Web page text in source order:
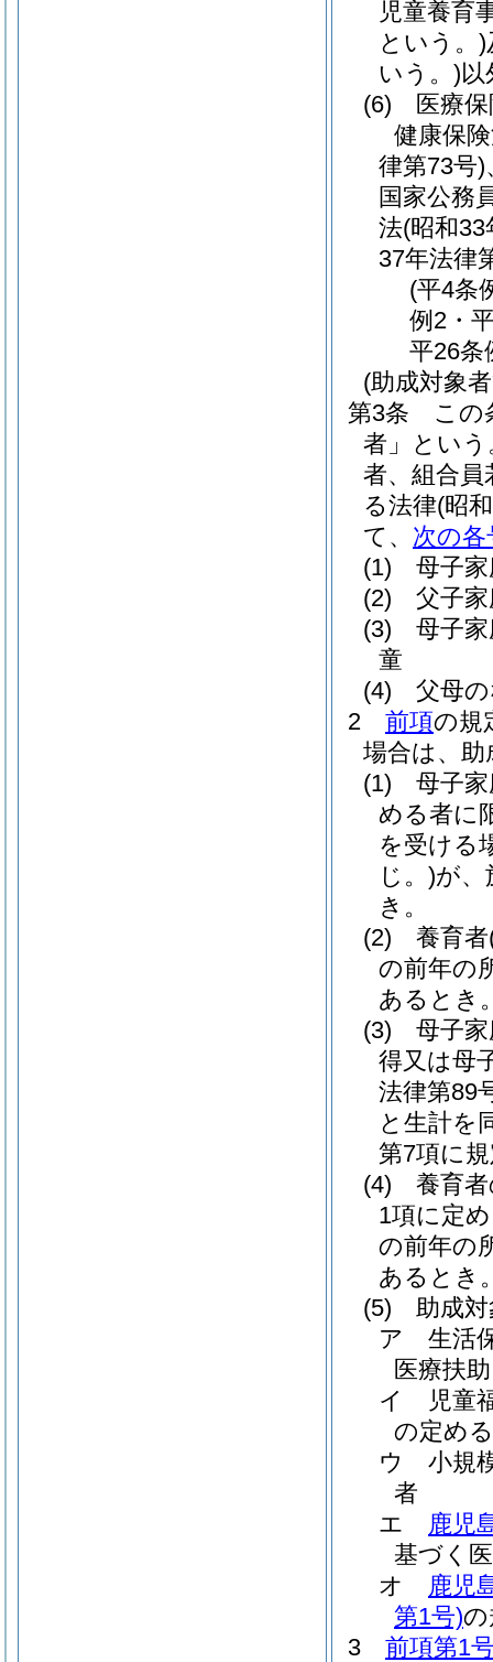
児童養育
という。)
いう。)
(6)
医療
健康保
律第73号)
国家公務
法(昭和33
37年法律
(平4条
例2・
平26条
(助成対象
第3条
この
者」という
者、組合
る法律(昭
て、 次の各
(1)
母子
(2)
父子
(3)
母子
童
(4)
父母
2
前項の規
場合は、
(1)
母子
める者に
を受ける
じ。)が、
き。
(2)
養育者
の前年の
あるとき
(3)
母子
得又は母
法律第89
と生計を
第7項に
(4)
養育
1項に定
の前年の
あるとき
(5)
助成
ア
生活
医療扶
イ
児童
の定め
ウ
小規
者
エ
鹿児
基づく
オ
鹿児
第1号)の
3
前項第1